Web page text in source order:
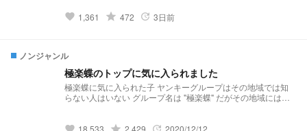
favorite 1,361 grade 472 update 3日前
ノンジャンル
極楽蝶のトップに気に入られました
極楽蝶に気に入られた子 ヤンキーグループはその地域では知
らない人はいない グループ名は "極楽蝶" だがその地域には他
favorite update